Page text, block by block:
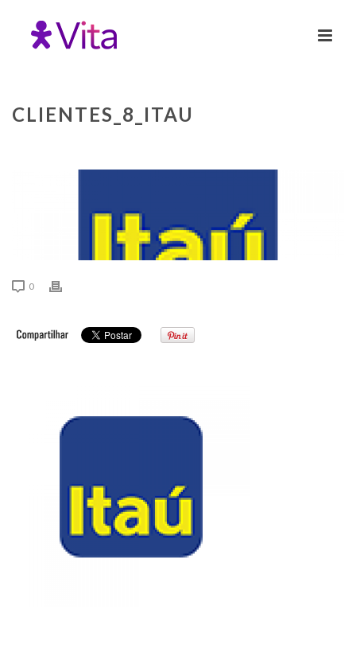
CLIENTES_8_ITAU
0